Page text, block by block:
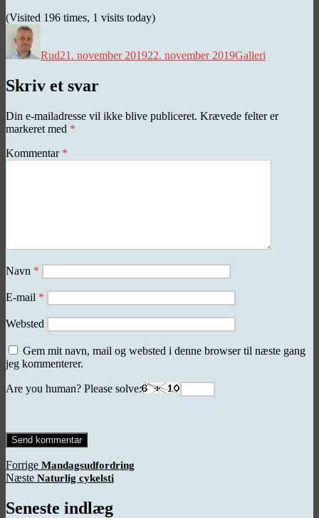
(Visited 196 times, 1 visits today)
Rud21. november 201922. november 2019Galleri
Skriv et svar
Din e-mailadresse vil ikke blive publiceret. Krævede felter er
markeret med *
Kommentar *
Navn *
E-mail *
Websted
Gem mit navn, mail og websted i denne browser til næste gang
jeg kommenterer.
Are you human? Please solve:
Indlægsnavigation
Forrige Forrige
indlæg:
Mandagsudfordring
Næste Næste
Naturlig cykelsti
Seneste indlæg